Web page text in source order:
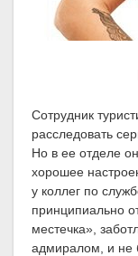
Сотрудник
расследовать
Но в ее отделе
хорошее
у коллег по
принципиально
местечка»,
адмиралом, и не